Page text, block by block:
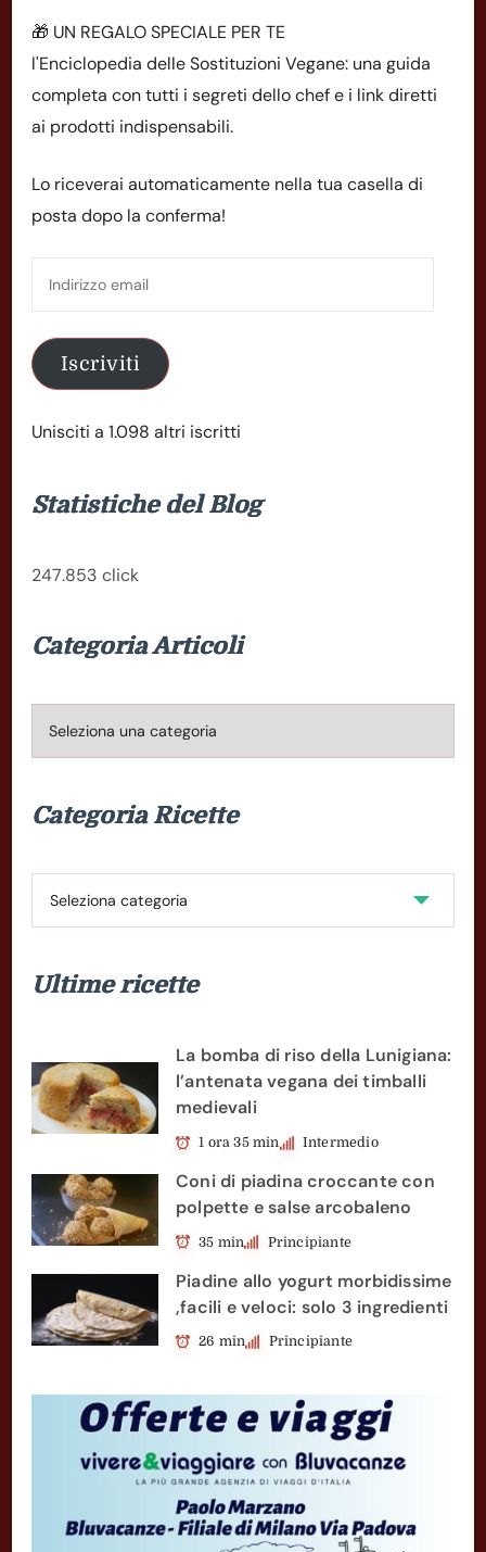
🎁 UN REGALO SPECIALE PER TE
l'Enciclopedia delle Sostituzioni Vegane: una guida
completa con tutti i segreti dello chef e i link diretti
ai prodotti indispensabili.
Lo riceverai automaticamente nella tua casella di
posta dopo la conferma!
Indirizzo
Iscriviti
Unisciti a 1.098 altri iscritti
Statistiche del Blog
247.853 click
Categoria Articoli
Categoria
Categoria Ricette
Categoria
Ultime ricette
La bomba di riso della Lunigiana:
l’antenata vegana dei timballi
medievali
1 ora 35 min Intermedio
Coni di piadina croccante con
polpette e salse arcobaleno
35 min Principiante
Piadine allo yogurt morbidissime
,facili e veloci: solo 3 ingredienti
26 min Principiante